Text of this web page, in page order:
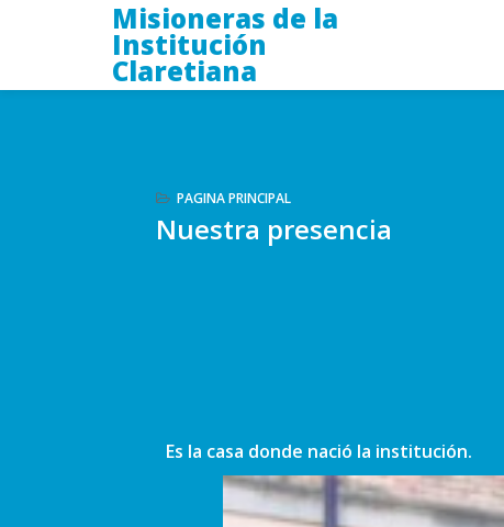
Misioneras de la
Institución
Claretiana
PAGINA PRINCIPAL
Nuestra presencia
Es la casa donde nació la institución.